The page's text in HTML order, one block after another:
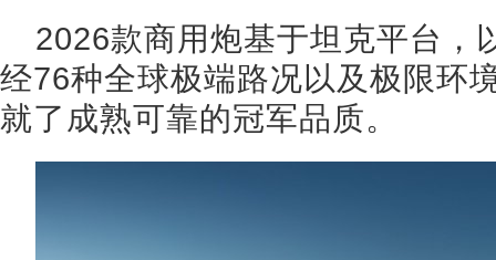
2026款商用炮基于坦克平台，
经76种全球极端路况以及极限环
就了成熟可靠的冠军品质。